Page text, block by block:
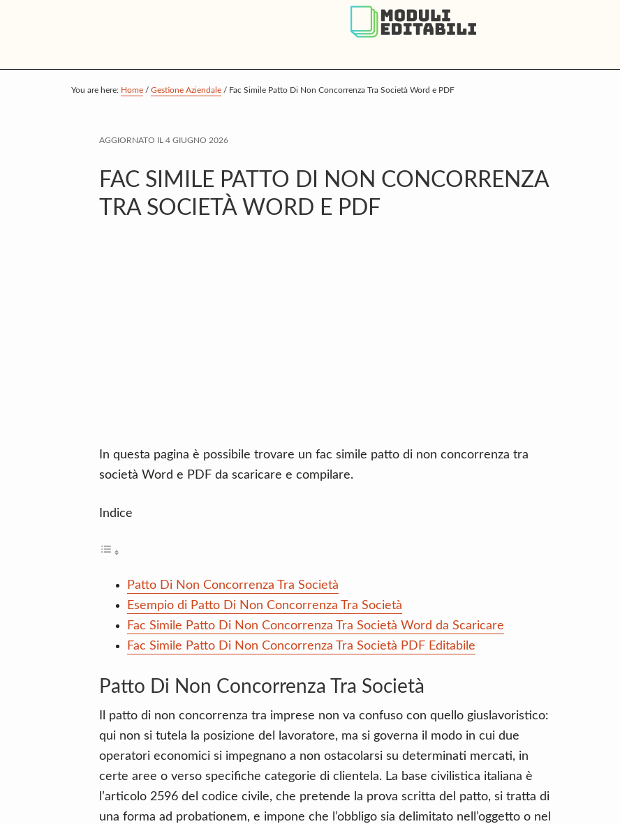
p
p
p
You are here: Home / Gestione Aziendale / Fac Simile Patto Di Non Concorrenza Tra Società Word e PDF
AGGIORNATO IL 4 GIUGNO 2026
FAC SIMILE PATTO DI NON CONCORRENZA
TRA SOCIETÀ WORD E PDF
In questa pagina è possibile trovare un fac simile patto di non concorrenza tra
società Word e PDF da scaricare e compilare.
Indice
Patto Di Non Concorrenza Tra Società
Esempio di Patto Di Non Concorrenza Tra Società
Fac Simile Patto Di Non Concorrenza Tra Società Word da Scaricare
Fac Simile Patto Di Non Concorrenza Tra Società PDF Editabile
Patto Di Non Concorrenza Tra Società
Il patto di non concorrenza tra imprese non va confuso con quello giuslavoristico:
qui non si tutela la posizione del lavoratore, ma si governa il modo in cui due
operatori economici si impegnano a non ostacolarsi su determinati mercati, in
certe aree o verso specifiche categorie di clientela. La base civilistica italiana è
l’articolo 2596 del codice civile, che pretende la prova scritta del patto, si tratta di
una forma ad probationem, e impone che l’obbligo sia delimitato nell’oggetto o nel